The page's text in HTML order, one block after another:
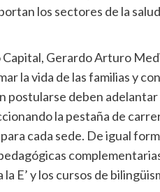
los sectores de la
Gerardo Arturo
la vida de las familias y
postularse deben
la pestaña de
cada sede. De igual
E’ y los cursos de